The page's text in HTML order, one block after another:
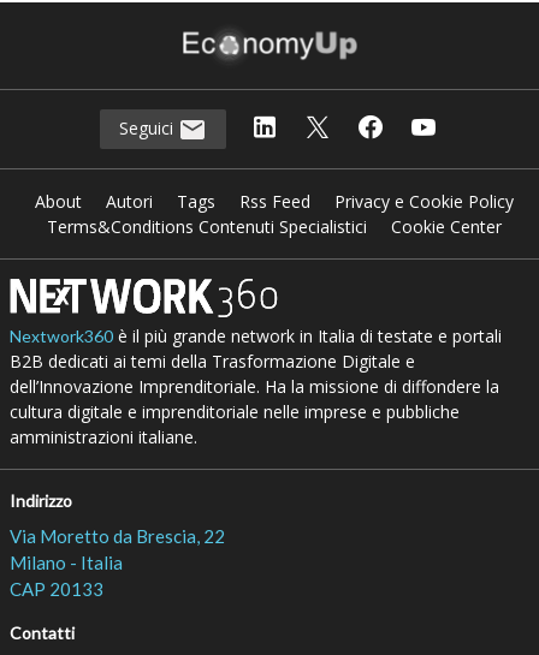
Seguici
About Autori Tags Rss Feed
Privacy e Cookie Policy
Terms&Conditions Contenuti Specialistici
Cookie Center
Nextwork360è il più grande network in Italia di testate e portali
B2B dedicati ai temi della Trasformazione Digitale e
dell’Innovazione Imprenditoriale. Ha la missione di diffondere la
cultura digitale e imprenditoriale nelle imprese e pubbliche
amministrazioni italiane.
Indirizzo
Via Moretto da Brescia, 22
Milano - Italia
CAP 20133
Contatti